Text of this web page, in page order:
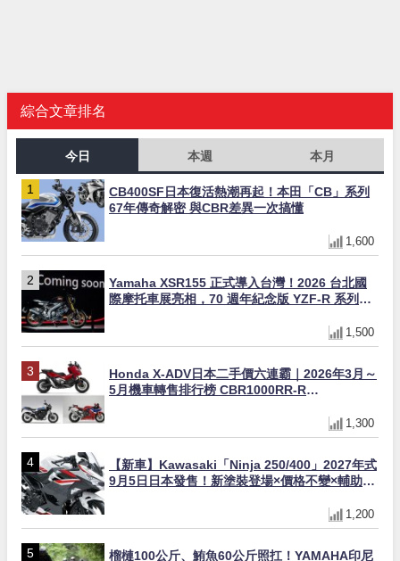
綜合文章排名
今日 本週 本月
CB400SF日本復活熱潮再起！本田「CB」系列
67年傳奇解密 與CBR差異一次搞懂
1,600
Yamaha XSR155 正式導入台灣！2026 台北國
際摩托車展亮相，70 週年紀念版 YZF-R 系列限
1,500
Honda X-ADV日本二手價六連霸｜2026年3月～
5月機車轉售排行榜 CBR1000RR-R
1,300
【新車】Kawasaki「Ninja 250/400」2027年式
9月5日日本發售！新塗裝登場×價格不變×輔助滑
1,200
榴槤100公斤、鮪魚60公斤照扛！YAMAHA印尼